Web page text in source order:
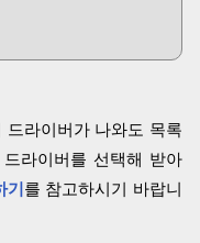
라이버가 나와도 목록
라이버를 선택해 받아
기를 참고하시기 바랍니